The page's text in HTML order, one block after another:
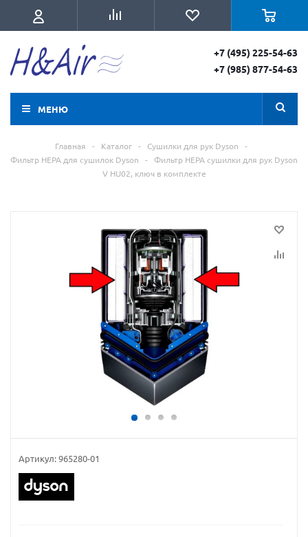
+7 (495) 225-54-63
+7 (985) 877-54-63
МЕНЮ
Главная - Каталог - Сушилки для рук Dyson
-
Фильтр HEPA для сушилок Dyson
-
Фильтр HEPA сушилки для рук Dyson
V HU02, ключ в комплекте
Артикул:965280-01